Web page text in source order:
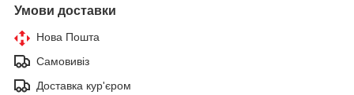
Умови доставки
Нова Пошта
Самовивіз
Доставка кур'єром